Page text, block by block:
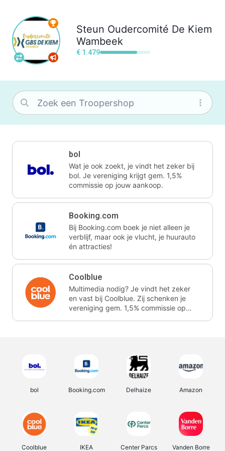
Steun Oudercomité De Kiem
Wambeek
€ 1.479
bol
Wat je ook zoekt, je vindt het zeker bij
bol. Je vereniging krijgt gem. 1,5%
commissie op jouw aankoop.
Booking.com
Bij Booking.com boek je niet alleen je
verblijf, maar ook je vlucht, je huurauto
én attracties!
Coolblue
Multimedia nodig? Je vindt het zeker
en vast bij Coolblue. Zij schenken je
vereniging gem. 1,5% commissie op
bol Booking.com Delhaize Amazon
Coolblue IKEA Center Parcs Vanden Borre